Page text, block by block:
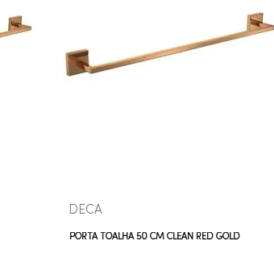
COMPRAR AGORA
DECA
PORTA TOALHA 50 CM CLEAN RED GOLD